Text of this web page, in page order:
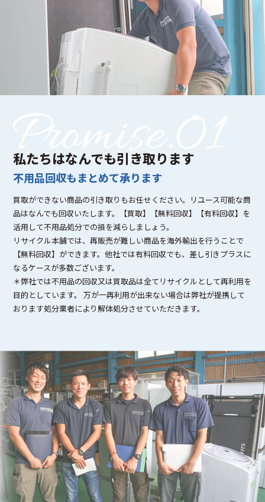
私たちはなんでも引き取ります
不用品回収もまとめて承ります
買取ができない商品の引き取りもお任せください。リユース可能な商
品はなんでも回収いたします。【買取】【無料回収】【有料回収】を
活用して不用品処分での損を減らしましょう。
リサイクル本舗では、再販売が難しい商品を海外輸出を行うことで
【無料回収】ができます。他社では有料回収でも、差し引きプラスに
なるケースが多数ございます。
＊弊社では不用品の回収又は買取品は全てリサイクルとして再利用を
目的としています。 万が一再利用が出来ない場合は弊社が提携して
おります処分業者により解体処分させていただきます。